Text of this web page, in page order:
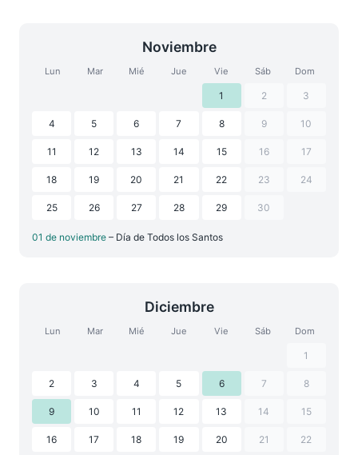
Noviembre
Lun Mar Mié Jue Vie Sáb Dom
1 2 3
4 5 6 7 8 9 10
11 12 13 14 15 16 17
18 19 20 21 22 23 24
25 26 27 28 29 30
01 de noviembre – Día de Todos los Santos
Diciembre
Lun Mar Mié Jue Vie Sáb Dom
1
2 3 4 5 6 7 8
9 10 11 12 13 14 15
16 17 18 19 20 21 22